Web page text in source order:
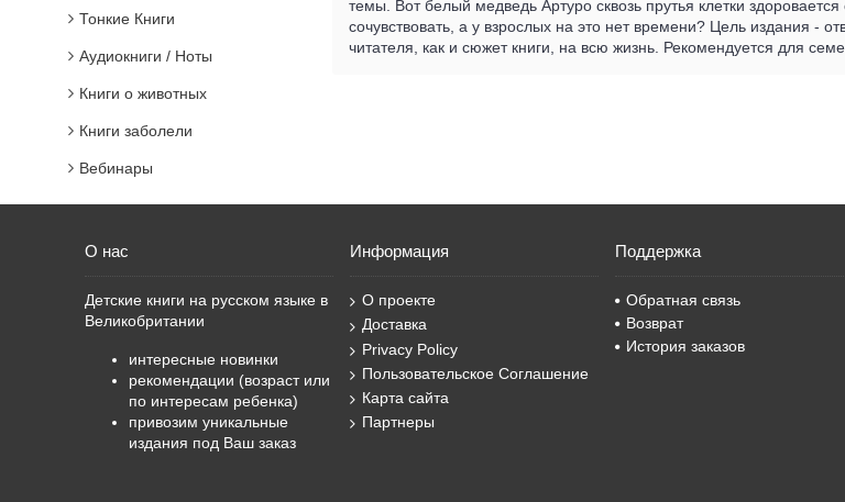
Тонкие Книги
Аудиокниги / Ноты
Книги о животных
Книги заболели
Вебинары
темы. Вот белый медведь Артуро сквозь прутья клетки
сочувствовать, а у взрослых на это нет времени? Цель издания -
читателя, как и сюжет книги, на всю жизнь. Рекомендуется для
О нас
Детские книги на русском языке в
Великобритании
интересные новинки
рекомендации (возраст или
по интересам ребенка)
привозим уникальные
издания под Ваш заказ
Информация
О проекте
Доставка
Privacy Policy
Пользовательское Соглашение
Карта сайта
Партнеры
Поддержка
Обратная связь
Возврат
История заказов